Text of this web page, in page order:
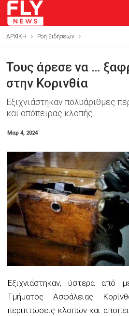
ΑΡΧΙΚΗ Ροή Ειδήσεων
Τους άρεσε να …
στην Κορινθία
Εξιχνιάστηκαν πολυάριθμες
και απόπειρας κλοπής
Μαρ 4, 2024
Εξιχνιάστηκαν, ύστερα από
Τμήματος Ασφάλειας
περιπτώσεις κλοπών και